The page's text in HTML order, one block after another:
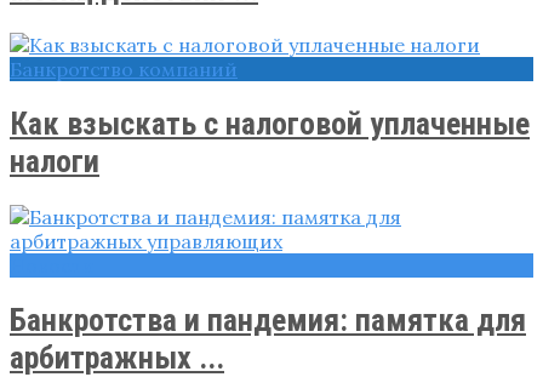
Банкротство компаний
Как взыскать с налоговой уплаченные
налоги
Банкротства и пандемия: памятка для
арбитражных ...